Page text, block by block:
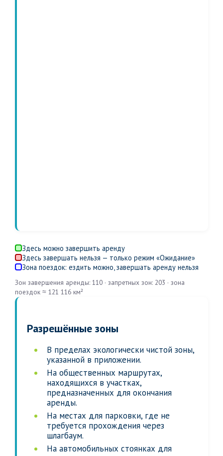
Здесь можно завершить аренду
Здесь завершать нельзя — только режим «Ожидание»
Зона поездок: ездить можно, завершать аренду нельзя
Зон завершения аренды: 110 · запретных зон: 203 · зона
поездок ≈ 121 116 км²
Разрешённые зоны
В пределах экологически чистой зоны,
указанной в приложении.
На общественных маршрутах,
находящихся в участках,
предназначенных для окончания
аренды.
На местах для парковки, где не
требуется прохождения через
шлагбаум.
На автомобильных стоянках для